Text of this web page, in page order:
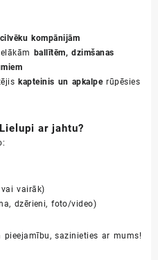
kompānijām
ballītēm, dzimšanas
kapteinis un apkalperūpēsies
ar jahtu?
vairāk)
dzērieni, foto/video)
sazinieties ar mums!